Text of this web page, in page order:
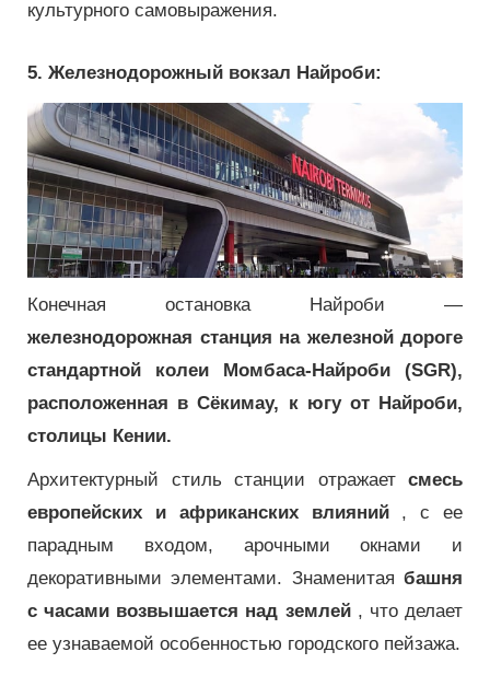
культурного самовыражения.
5. Железнодорожный вокзал Найроби:
Конечная остановка Найроби —
железнодорожная станция на железной дороге
стандартной колеи Момбаса-Найроби (SGR),
расположенная в Сёкимау, к югу от Найроби,
столицы Кении.
Архитектурный стиль станции отражает смесь
европейских и африканских влияний, с ее
парадным входом, арочными окнами и
декоративными элементами. Знаменитаябашня
с часами возвышается над землей, что делает
ее узнаваемой особенностью городского пейзажа.